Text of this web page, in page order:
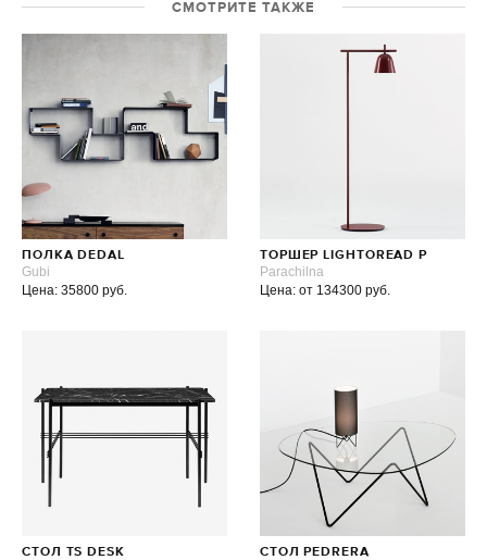
СМОТРИТЕ ТАКЖЕ
ПОЛКА DEDAL
Gubi
Цена: 35800 руб.
ТОРШЕР LIGHTOREAD P
Parachilna
Цена: от 134300 руб.
CТОЛ TS DESK СТОЛ PEDRERA